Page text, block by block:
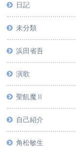
日記
未分類
浜田省吾
演歌
聖飢魔Ⅱ
自己紹介
角松敏生